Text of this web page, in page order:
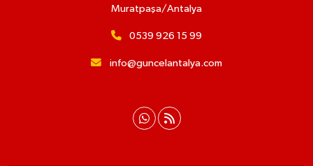
Muratpaşa/Antalya
0539 926 15 99
info@guncelantalya.com